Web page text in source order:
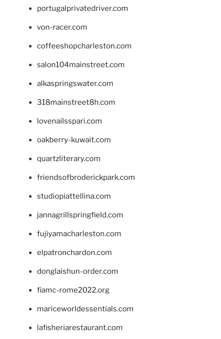
portugalprivatedriver.com
von-racer.com
coffeeshopcharleston.com
salon104mainstreet.com
alkaspringswater.com
318mainstreet8h.com
lovenailsspari.com
oakberry-kuwait.com
quartzliterary.com
friendsofbroderickpark.com
studiopiattellina.com
jannagrillspringfield.com
fujiyamacharleston.com
elpatronchardon.com
donglaishun-order.com
fiamc-rome2022.org
mariceworldessentials.com
lafisheriarestaurant.com